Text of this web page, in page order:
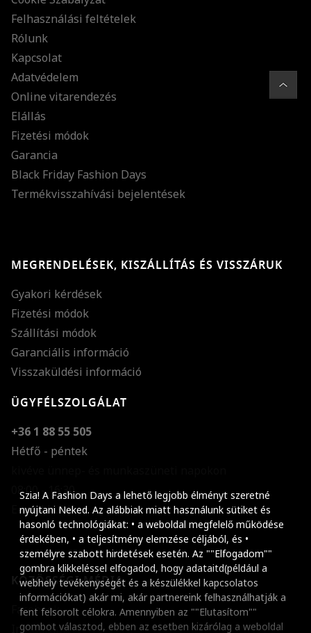
Szia! A Fashion Days a lehető legjobb élményt szeretné
nyújtani Neked. Az alábbiak miatt használunk sütiket és
hasonló technológiákat: • a weboldal megfelelő működése
érdekében, • a teljesítmény elemzése céljából, és •
személyre szabott hirdetések esetén. Az ""Elfogadom""
gombra klikkeléssel elfogadod, hogy adataitd(például a
webhely tevékenységét és a készülékkel kapcsolatos
információkat) akár mi, akár partnereink felhasználhatják a
fent felsorolt célokra. Amennyiben az ""Elutasítom""
gombot választod, ebben az esetben kizárólag a weboldal
Felhasználási feltételek
Rólunk
Kapcsolat
Adatvédelem
Online vitarendezés
Elállás
Fizetési módok
Garancia
Black Friday Fashion Days
Termékvisszahívási bejelentések
MEGRENDELÉSEK, KISZÁLLÍTÁS ÉS VISSZÁRUK
Gyakori kérdések
Fizetési módok
Szállítási módok
Garanciális információ
Visszaküldési információ
ÜGYFÉLSZOLGÁLAT
+36 1 88 55 505
Hétfő - péntek
08:00 - 16:30
E-mail küldése
KÖZÖSSÉGI MÉDIA
Facebook
Instagram
Szöveg méretének
Szóköz növelése
Szóköz csökkentése
Sortávolság
Sortávolság